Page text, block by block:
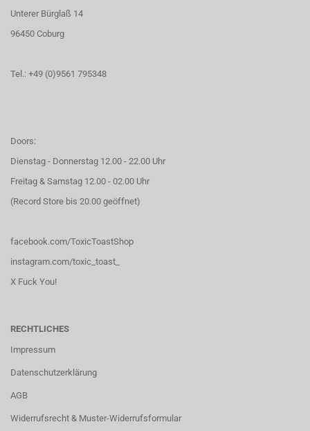
Unterer Bürglaß 14
96450 Coburg
Tel.: +49 (0)9561 795348
Doors:
Dienstag - Donnerstag 12.00 - 22.00 Uhr
Freitag & Samstag 12.00 - 02.00 Uhr
(Record Store bis 20.00 geöffnet)
facebook.com/ToxicToastShop
instagram.com/toxic_toast_
X Fuck You!
RECHTLICHES
Impressum
Datenschutzerklärung
AGB
Widerrufsrecht & Muster-Widerrufsformular